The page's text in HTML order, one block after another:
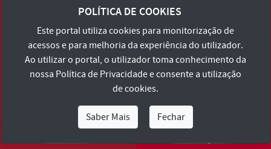
Consulte os Termos e Condições e Política de Privacidade
Declaração de Acessibilidade
POLÍTICA DE COOKIES
Este portal utiliza cookies para monitorização de
acessos e para melhoria da experiência do utilizador.
Ao utilizar o portal, o utilizador toma conhecimento da
nossa Política de Privacidadee consente a utilização
de cookies.
Saber Mais Fechar